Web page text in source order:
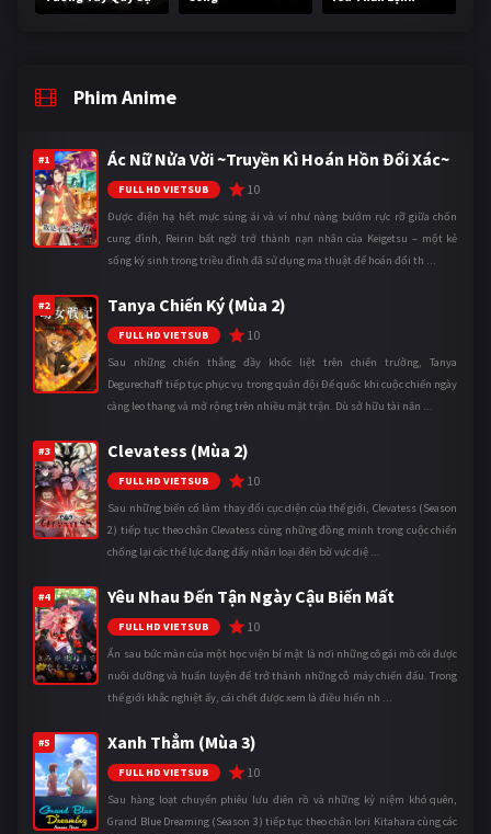
Phim Anime
#1 Ác Nữ Nửa Vời ~Truyền Kì Hoán Hồn Đổi Xác~
FULL HD VIETSUB 10
Được điện hạ hết mực sủng ái và ví như nàng bướm rực rỡ giữa chốn
cung đình, Reirin bất ngờ trở thành nạn nhân của Keigetsu – một kẻ
sống ký sinh trong triều đình đã sử dụng ma thuật để hoán đổi th ...
#2 Tanya Chiến Ký (Mùa 2)
FULL HD VIETSUB 10
Sau những chiến thắng đầy khốc liệt trên chiến trường, Tanya
Degurechaff tiếp tục phục vụ trong quân đội Đế quốc khi cuộc chiến ngày
càng leo thang và mở rộng trên nhiều mặt trận. Dù sở hữu tài năn ...
#3 Clevatess (Mùa 2)
FULL HD VIETSUB 10
Sau những biến cố làm thay đổi cục diện của thế giới, Clevatess (Season
2) tiếp tục theo chân Clevatess cùng những đồng minh trong cuộc chiến
chống lại các thế lực đang đẩy nhân loại đến bờ vực diệ ...
#4 Yêu Nhau Đến Tận Ngày Cậu Biến Mất
FULL HD VIETSUB 10
Ẩn sau bức màn của một học viện bí mật là nơi những cô gái mồ côi được
nuôi dưỡng và huấn luyện để trở thành những cỗ máy chiến đấu. Trong
thế giới khắc nghiệt ấy, cái chết được xem là điều hiển nh ...
#5 Xanh Thẳm (Mùa 3)
FULL HD VIETSUB 10
Sau hàng loạt chuyến phiêu lưu điên rồ và những kỷ niệm khó quên,
Grand Blue Dreaming (Season 3) tiếp tục theo chân Iori Kitahara cùng các